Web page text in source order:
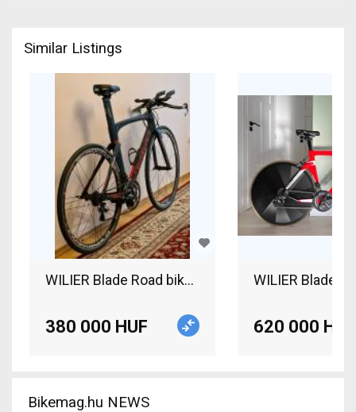
Similar Listings
WILIER Blade Road bike, Triathlon Campagnolo
380 000 HUF
WILIER Blade
620 000 HUF
Bikemag.hu NEWS